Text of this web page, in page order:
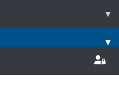
▾
▾